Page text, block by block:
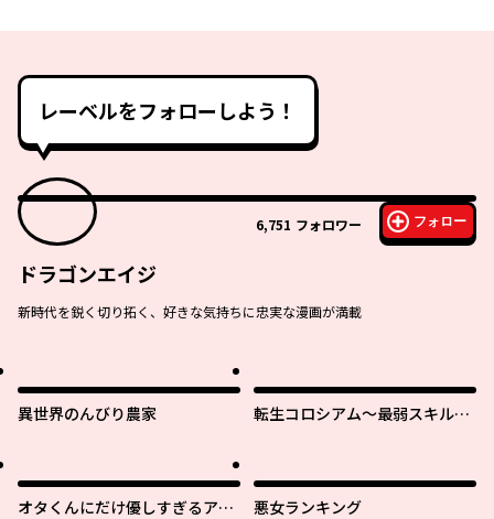
レーベルをフォローしよう！
6,751 フォロワー フォロー
ドラゴンエイジ
新時代を鋭く切り拓く、好きな気持ちに忠実な漫画が満載
異世界のんびり農家
転生コロシアム～最弱スキルで
オタくんにだけ優しすぎるアヤ
悪女ランキング